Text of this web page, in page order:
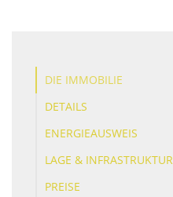
DIE IMMOBILIE
DETAILS
ENERGIEAUSWEIS
LAGE & INFRASTRUKTUR
PREISE